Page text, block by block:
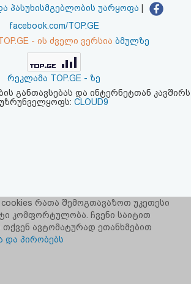
პასუხისმგებლობის უარყოფა
facebook.com/TOP.GE
- ის ძველი ვერსია ბმულზე
რეკლამა TOP.GE - ზე
განთავსებას და ინტერნეტთან კავშირს
უზრუნველყოფს: CLOUD9
cookies რათა შემოგთავაზოთ უკეთესი
კომფორტულობა. ჩვენი საიტით
ავტომატურად ეთანხმებით
და პირობებს